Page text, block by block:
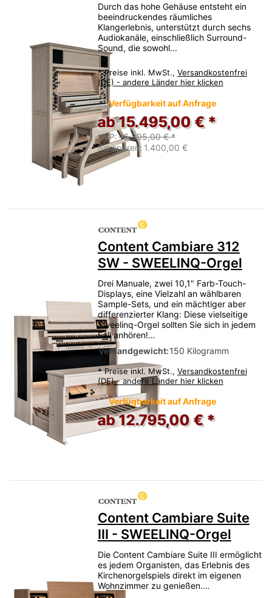
Durch das hohe Gehäuse entsteht ein
beeindruckendes räumliches
Klangerlebnis, unterstützt durch sechs
Audiokanäle, einschließlich Surround-
Sound, die sowohl...
* Preise inkl. MwSt., Versandkostenfrei
(DE) - andere Länder hier klicken
Verfügbarkeit auf Anfrage
ab 15.495,00 € *
UVP: 16.895,00 € *
Sie sparen: 1.400,00 €
Content Cambiare 312
SW - SWEELINQ-Orgel
Drei Manuale, zwei 10,1" Farb-Touch-
Displays, eine Vielzahl an wählbaren
Sample-Sets, und ein mächtiger aber
differenzierter Klang: Diese vielseitige
Sweelinq-Orgel sollten Sie sich in jedem
Fall anhören!…
Versandgewicht:150 Kilogramm
* Preise inkl. MwSt., Versandkostenfrei
(DE) - andere Länder hier klicken
Verfügbarkeit auf Anfrage
ab 12.795,00 € *
Content Cambiare Suite
III - SWEELINQ-Orgel
Die Content Cambiare Suite III ermöglicht
es jedem Organisten, das Erlebnis des
Kirchenorgelspiels direkt im eigenen
Wohnzimmer zu genießen.…